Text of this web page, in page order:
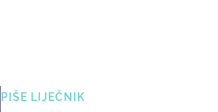
PIŠE LIJEČNIK